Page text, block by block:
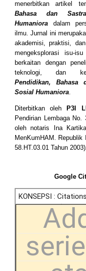
menerbitkan artikel
Bahasa dan
Humaniora dalam
ilmu. Jurnal ini
akademisi, praktisi,
mengeksplorasi isu-
berkaitan dengan
teknologi, dan
Pendidikan, Bahasa
Sosial Humaniora
Diterbitkan oleh P3I
Pendirian Lembaga
oleh notaris Ina
MenKumHAM. Republik
58.HT.03.01 Tahun 2003).
Google